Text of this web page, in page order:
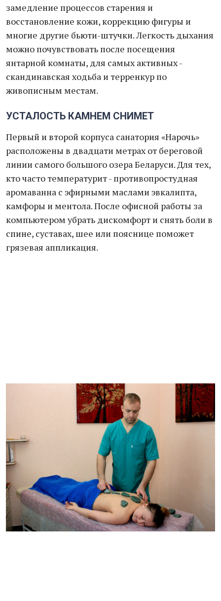
замедление процессов старения и
восстановление кожи, коррекцию фигуры и
многие другие бьюти-штучки. Легкость дыхания
можно почувствовать после посещения
янтарной комнаты, для самых активных -
скандинавская ходьба и терренкур по
живописным местам.
УСТАЛОСТЬ КАМНЕМ СНИМЕТ
Первый и второй корпуса санатория «Нарочь»
расположены в двадцати метрах от береговой
линии самого большого озера Беларуси. Для тех,
кто часто температурит - противопростудная
аромаванна с эфирными маслами эвкалипта,
камфоры и ментола. После офисной работы за
компьютером убрать дискомфорт и снять боли в
спине, суставах, шее или пояснице поможет
грязевая аппликация.